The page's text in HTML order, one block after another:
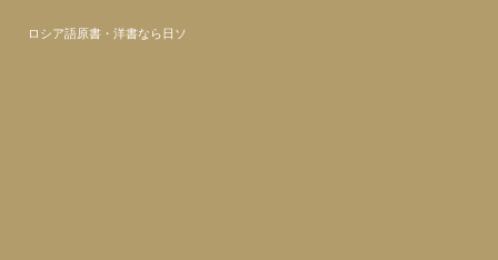
ロシア語原書・洋書なら日ソ